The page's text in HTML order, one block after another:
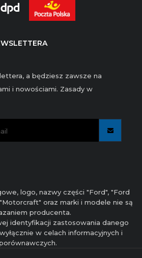
a będziesz zawsze na
i nowościami. Zasady w
logo, nazwy części "Ford", "Ford
oraz marki i modele nie są
producenta.
identyfikacji zastosowania danego
w celach informacyjnych i